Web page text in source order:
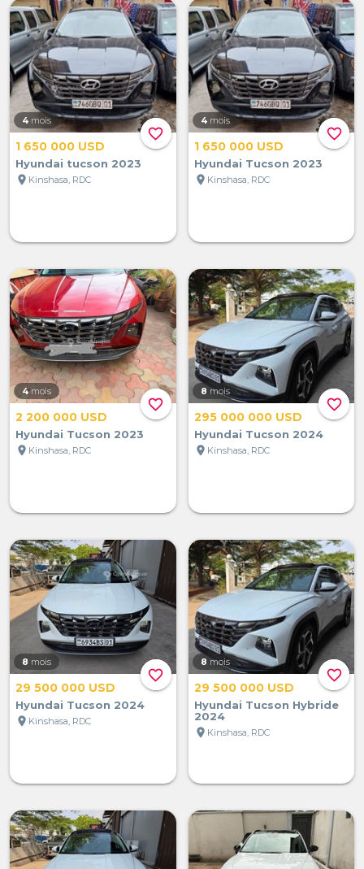
favorite_border
4 mois
1 650 000 USD
Hyundai tucson 2023
location_on Kinshasa, RDC
favorite_border
4 mois
1 650 000 USD
Hyundai Tucson 2023
location_on Kinshasa, RDC
favorite_border
4 mois
2 200 000 USD
Hyundai Tucson 2023
location_on Kinshasa, RDC
favorite_border
8 mois
295 000 000 USD
Hyundai Tucson 2024
location_on Kinshasa, RDC
favorite_border
8 mois
29 500 000 USD
Hyundai Tucson 2024
location_on Kinshasa, RDC
favorite_border
8 mois
29 500 000 USD
Hyundai Tucson Hybride
2024
location_on Kinshasa, RDC